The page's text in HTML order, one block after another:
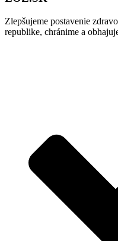
Zlepšujeme postavenie
republike, chránime a